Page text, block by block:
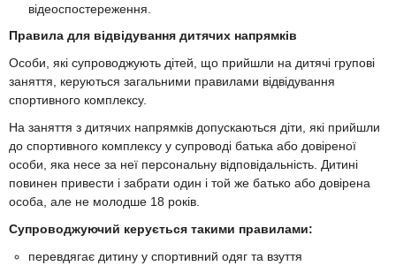
відеоспостереження.
Правила для відвідування дитячих напрямків
Особи, які супроводжують дітей, що прийшли на дитячі групові
заняття, керуються загальними правилами відвідування
спортивного комплексу.
На заняття з дитячих напрямків допускаються діти, які прийшли
до спортивного комплексу у супроводі батька або довіреної
особи, яка несе за неї персональну відповідальність. Дитині
повинен привести і забрати один і той же батько або довірена
особа, але не молодше 18 років.
Супроводжуючий керується такими правилами:
перевдягає дитину у спортивний одяг та взуття